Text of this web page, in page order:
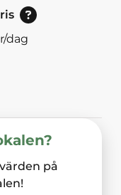
av 8<br/>eller mer timmar.
dag
på